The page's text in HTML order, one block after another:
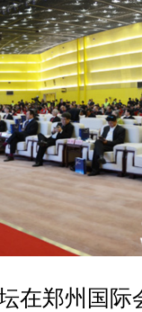
在郑州国际